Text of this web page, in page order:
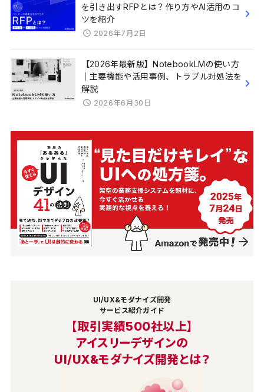
を引き出すRFPとは？作り方やAI活用のコ
ツを紹介
2026年7月2日
【2026年最新版】NotebookLMの使い方
｜主要機能や活用事例、トラブル対処法を
解説
2026年6月30日
UI/UX&モダナイズ開発
サービス紹介ガイド
【取引実績500社以上】
アイスリーデザインの
UI/UX&モダナイズ開発とは？